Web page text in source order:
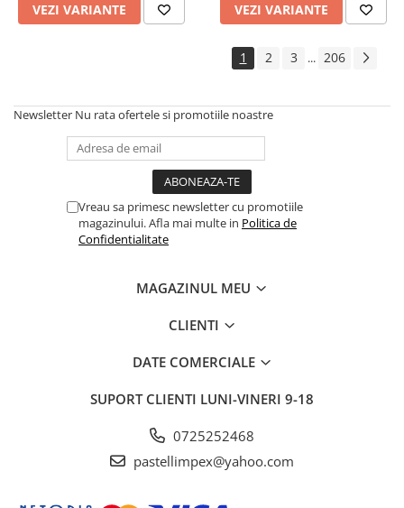
VEZI VARIANTE VEZI VARIANTE
1 2 3 ... 206
Newsletter Nu rata ofertele si promotiile noastre
Vreau sa primesc newsletter cu promotiile
magazinului. Afla mai multe in Politica de
Confidentialitate
MAGAZINUL MEU
CLIENTI
DATE COMERCIALE
SUPORT CLIENTI LUNI-VINERI 9-18
0725252468
pastellimpex@yahoo.com